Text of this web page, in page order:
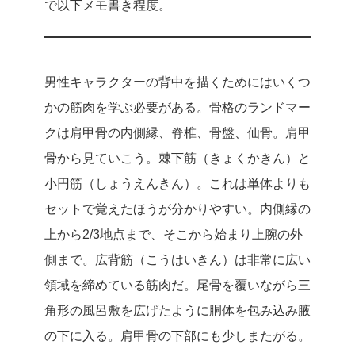
で以下メモ書き程度。
男性キャラクターの背中を描くためにはいくつ
かの筋肉を学ぶ必要がある。骨格のランドマー
クは肩甲骨の内側縁、脊椎、骨盤、仙骨。肩甲
骨から見ていこう。棘下筋（きょくかきん）と
小円筋（しょうえんきん）。これは単体よりも
セットで覚えたほうが分かりやすい。内側縁の
上から2/3地点まで、そこから始まり上腕の外
側まで。広背筋（こうはいきん）は非常に広い
領域を締めている筋肉だ。尾骨を覆いながら三
角形の風呂敷を広げたように胴体を包み込み腋
の下に入る。肩甲骨の下部にも少しまたがる。